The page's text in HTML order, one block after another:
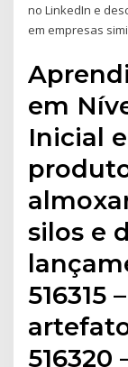
no LinkedIn e
em empresas
em
Inicial
silos e
516315
516320